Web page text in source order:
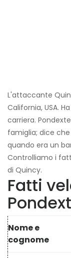
L'attaccante
California, USA.
carriera.
famiglia; dice
quando era un
Controlliamo i
di Quincy.
Fatti
Nome e
cognome